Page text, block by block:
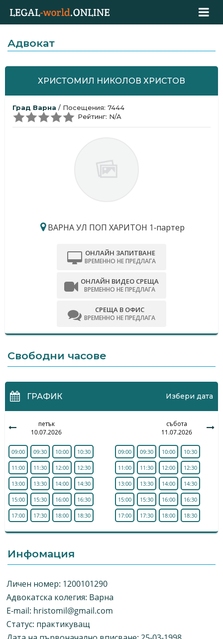
Адвокат
ХРИСТОМИЛ НИКОЛОВ ХРИСТОВ
Град Варна / Посещения: 7444
Рейтинг: N/A
ВАРНА УЛ ПОП ХАРИТОН 1-партер
ОНЛАЙН ЗАПИТВАНЕ
ВРЕМЕННО НЕ ПРЕДЛАГА
ОНЛАЙН ВИДЕО СРЕЩА
ВРЕМЕННО НЕ ПРЕДЛАГА
СРЕЩА В ОФИС
ВРЕМЕННО НЕ ПРЕДЛАГА
Свободни часове
ГРАФИК Избери дата
петък
10.07.2026
09:00 09:30 10:00 10:30
11:00 11:30 12:00 12:30
13:00 13:30 14:00 14:30
15:00 15:30 16:00 16:30
17:00 17:30 18:00 18:30
събота
11.07.2026
09:00 09:30 10:00 10:30
11:00 11:30 12:00 12:30
13:00 13:30 14:00 14:30
15:00 15:30 16:00 16:30
17:00 17:30 18:00 18:30
Инфомация
Личен номер: 1200101290
Адвокатска колегия: Варна
E-mail: hristomil@gmail.com
Статус: практикуващ